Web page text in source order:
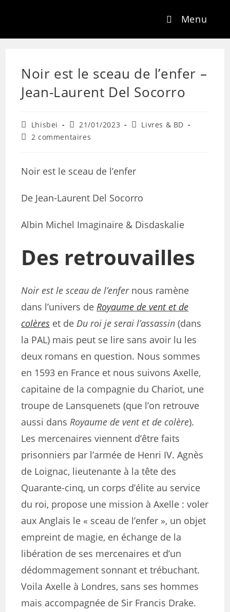
Menu
Noir est le sceau de l’enfer –
Jean-Laurent Del Socorro
Lhisbei 21/01/2023
Livres & BD
2 commentaires
Noir est le sceau de l’enfer
De Jean-Laurent Del Socorro
Albin Michel Imaginaire & Disdaskalie
Des retrouvailles
Noir est le sceau de l’enfer nous ramène
dans l’univers deRoyaume de vent et de
colères et deDu roi je serai l’assassin (dans
la PAL) mais peut se lire sans avoir lu les
deux romans en question. Nous sommes
en 1593 en France et nous suivons Axelle,
capitaine de la compagnie du Chariot, une
troupe de Lansquenets (que l’on retrouve
aussi dansRoyaume de vent et de colère).
Les mercenaires viennent d’être faits
prisonniers par l’armée de Henri IV. Agnès
de Loignac, lieutenante à la tête des
Quarante-cinq, un corps d’élite au service
du roi, propose une mission à Axelle : voler
aux Anglais le « sceau de l’enfer », un objet
empreint de magie, en échange de la
libération de ses mercenaires et d’un
dédommagement sonnant et trébuchant.
Voila Axelle à Londres, sans ses hommes
mais accompagnée de Sir Francis Drake.